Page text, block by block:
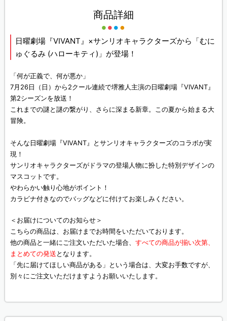
商品詳細
日曜劇場『VIVANT』×サンリオキャラクターズから「むに
ゅぐるみ (ハローキティ)」が登場！
「何が正義で、何が悪か」
7月26日（日）から2クール連続で堺雅人主演の日曜劇場『VIVANT』
第2シーズンを放送！
これまでの謎と謎の繋がり、さらに深まる新章。この夏から始まる大
冒険。
そんな日曜劇場『VIVANT』とサンリオキャラクターズのコラボが実
現！
サンリオキャラクターズがドラマの登場人物に扮した特別デザインの
マスコットです。
やわらかい触り心地がポイント！
カラビナ付きなのでバッグなどに付けてお楽しみください。
＜お届けについてのお知らせ＞
こちらの商品は、お届けまでお時間をいただいております。
他の商品と一緒にご注文いただいた場合、 すべての商品が揃い次第、
まとめての発送となります。
「先に届けてほしい商品がある」という場合は、大変お手数ですが、
別々にご注文いただけますようお願いいたします。